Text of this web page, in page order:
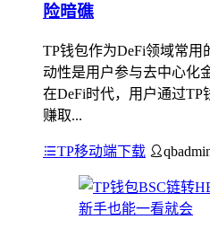
险暗礁
TP钱包作为DeFi领域常
动性是用户参与去中心化
在DeFi时代，用户通过
赚取...
TP移动端下载